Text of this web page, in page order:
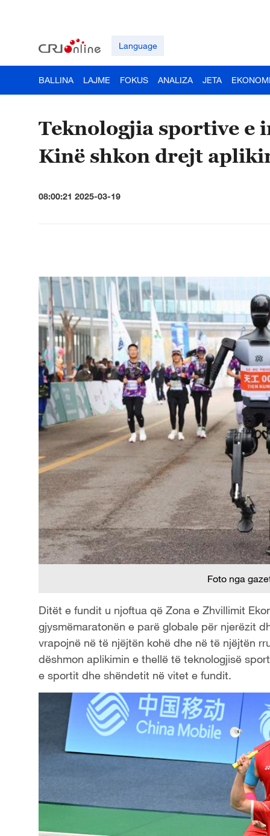
Language
BALLINA LAJME FOKUS ANALIZA JETA
Teknologjia sportive e
Kinë shkon drejt
08:00:21 2025-03-19
Foto nga
Ditët e fundit u njoftua që Zona e Zhvillimit
gjysmëmaratonën e parë globale për njerëzit
vrapojnë në të njëjtën kohë dhe në të njëjtën
dëshmon aplikimin e thellë të teknologjisë
e sportit dhe shëndetit në vitet e fundit.